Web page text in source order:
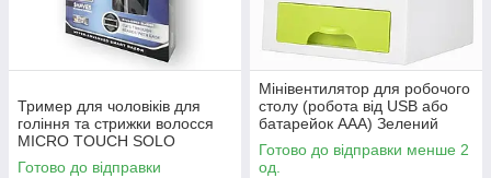
Тример для чоловіків для
гоління та стрижки волосся
MICRO TOUCH SOLO
Готово до відправки
Мінівентилятор для робочого
столу (робота від USB або
батарейок ААА) Зелений
Готово до відправки менше 2
од.